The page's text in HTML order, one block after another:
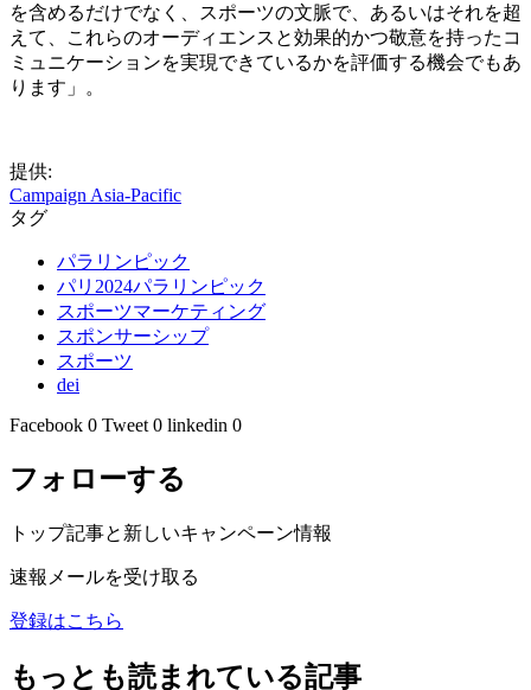
を含めるだけでなく、スポーツの文脈で、あるいはそれを超
えて、これらのオーディエンスと効果的かつ敬意を持ったコ
ミュニケーションを実現できているかを評価する機会でもあ
ります」。
提供:
Campaign Asia-Pacific
タグ
パラリンピック
パリ2024パラリンピック
スポーツマーケティング
スポンサーシップ
スポーツ
dei
Facebook 0 Tweet 0 linkedin 0
フォローする
トップ記事と新しいキャンペーン情報
速報メールを受け取る
登録はこちら
もっとも読まれている記事